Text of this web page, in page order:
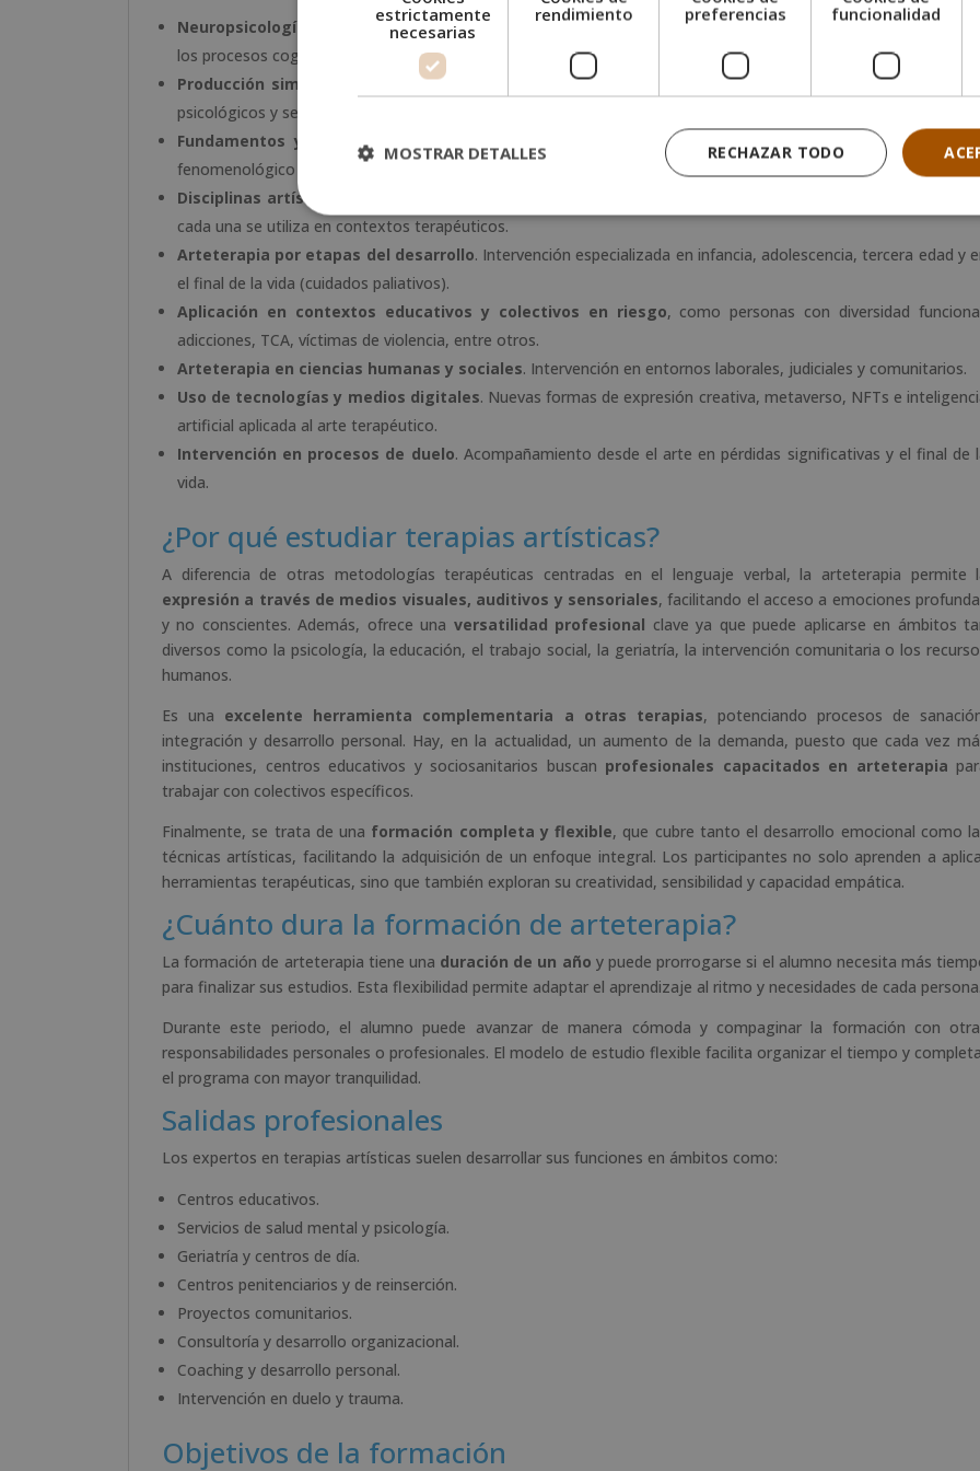
Neuropsicología del desarrollo. Comprender el funcionamiento cerebral a lo largo de la vida y su influencia en
los procesos cognitivos y emocionales.
Producción simbólica y psicología de la imagen
. Profundizar en el simbolismo en el arte desde enfoques
psicológicos y semióticos.
Fundamentos y evolución de la arteterapia
. Conocer su historia, aplicaciones actuales y el rol ético y
fenomenológico del terapeuta.
Disciplinas artísticas aplicadas
cada una se utiliza en contextos terapéuticos.
Arteterapia por etapas del desarrollo. Intervención especializada en infancia, adolescencia, tercera edad y
el final de la vida (cuidados paliativos).
Aplicación en contextos educativos y colectivos en riesgo, como personas con diversidad
adicciones, TCA, víctimas de violencia, entre otros.
Arteterapia en ciencias humanas y sociales. Intervención en entornos laborales, judiciales y comunitarios.
Uso de tecnologías y medios digitales. Nuevas formas de expresión creativa, metaverso, NFTs e
artificial aplicada al arte terapéutico.
Intervención en procesos de duelo. Acompañamiento desde el arte en pérdidas significativas y el final de
vida.
¿Por qué estudiar terapias artísticas?
A diferencia de otras metodologías terapéuticas centradas en el lenguaje verbal, la arteterapia permite
expresión a través de medios visuales, auditivos y sensoriales, facilitando el acceso a emociones
y no conscientes. Además, ofrece una versatilidad profesional clave ya que puede aplicarse en ámbitos
diversos como la psicología, la educación, el trabajo social, la geriatría, la intervención comunitaria o los
humanos.
Es una excelente herramienta complementaria a otras terapias, potenciando procesos de
integración y desarrollo personal. Hay, en la actualidad, un aumento de la demanda, puesto que cada vez
instituciones, centros educativos y sociosanitarios buscan profesionales capacitados en arteterapia
trabajar con colectivos específicos.
Finalmente, se trata de una formación completa y flexible, que cubre tanto el desarrollo emocional como
técnicas artísticas, facilitando la adquisición de un enfoque integral. Los participantes no solo aprenden a
herramientas terapéuticas, sino que también exploran su creatividad, sensibilidad y capacidad empática.
¿Cuánto dura la formación de arteterapia?
La formación de arteterapia tiene una duración de un año y puede prorrogarse si el alumno necesita más
para finalizar sus estudios. Esta flexibilidad permite adaptar el aprendizaje al ritmo y necesidades de cada persona.
Durante este periodo, el alumno puede avanzar de manera cómoda y compaginar la formación con
responsabilidades personales o profesionales. El modelo de estudio flexible facilita organizar el tiempo y
el programa con mayor tranquilidad.
Salidas profesionales
Los expertos en terapias artísticas suelen desarrollar sus funciones en ámbitos como:
Centros educativos.
Servicios de salud mental y psicología.
Geriatría y centros de día.
Centros penitenciarios y de reinserción.
Proyectos comunitarios.
Consultoría y desarrollo organizacional.
Coaching y desarrollo personal.
Intervención en duelo y trauma.
Objetivos de la formación
estrictamente
necesarias
rendimiento
preferencias
funcionalidad
RECHAZAR TODO
MOSTRAR DETALLES